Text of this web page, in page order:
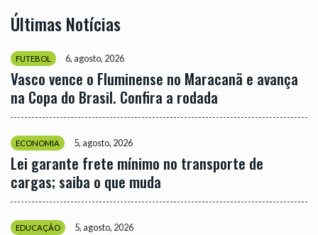
Últimas Notícias
FUTEBOL 6, agosto, 2026
Vasco vence o Fluminense no Maracanã e avança
na Copa do Brasil. Confira a rodada
ECONOMIA 5, agosto, 2026
Lei garante frete mínimo no transporte de
cargas; saiba o que muda
EDUCAÇÃO 5, agosto, 2026